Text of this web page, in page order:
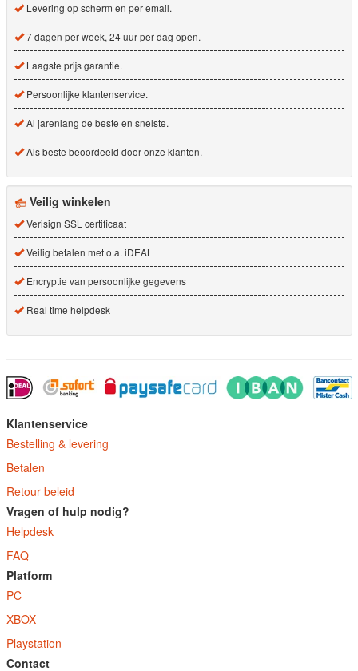
Levering op scherm en per email.
7 dagen per week, 24 uur per dag open.
Laagste prijs garantie.
Persoonlijke klantenservice.
Al jarenlang de beste en snelste.
Als beste beoordeeld door onze klanten.
Veilig winkelen
Verisign SSL certificaat
Veilig betalen met o.a. iDEAL
Encryptie van persoonlijke gegevens
Real time helpdesk
Klantenservice
Bestelling & levering
Betalen
Retour beleid
Vragen of hulp nodig?
Helpdesk
FAQ
Platform
PC
XBOX
Playstation
Contact